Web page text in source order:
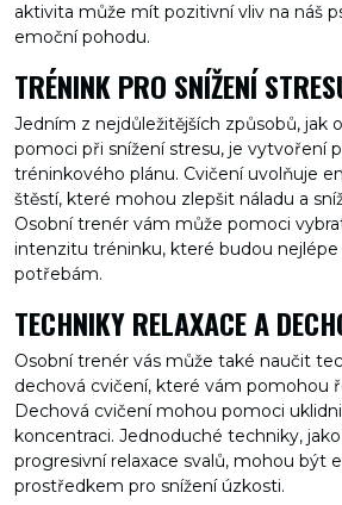
aktivita může mít pozitivní vliv na náš
emoční pohodu.
TRÉNINK PRO SNÍŽENÍ
Jedním z nejdůležitějších způsobů, jak
pomoci při snížení stresu, je vytvoření
tréninkového plánu. Cvičení uvolňuje
štěstí, které mohou zlepšit náladu a
Osobní trenér vám může pomoci
intenzitu tréninku, které budou
potřebám.
TECHNIKY RELAXACE A
Osobní trenér vás může také naučit
dechová cvičení, které vám pomohou
Dechová cvičení mohou pomoci
koncentraci. Jednoduché techniky,
progresivní relaxace svalů, mohou být
prostředkem pro snížení úzkosti.